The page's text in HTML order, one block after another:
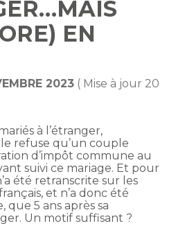
EN
2023 ( Mise à jour 20
à l’étranger,
refuse qu’un couple
d’impôt commune au
suivi ce mariage. Et pour
été retranscrite sur les
et n’a donc été
que 5 ans après sa
Un motif suffisant ?